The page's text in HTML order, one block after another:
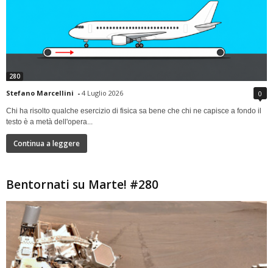
280
Stefano Marcellini - 4 Luglio 2026 0
Chi ha risolto qualche esercizio di fisica sa bene che chi ne capisce a fondo il
testo è a metà dell'opera...
Continua a leggere
Bentornati su Marte! #280